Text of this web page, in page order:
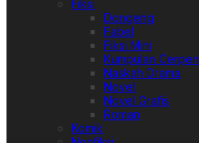
Fiksi
Dongeng
Fabel
Fiksi Mini
Kumpulan Cerpen
Naskah Drama
Novel
Novel Grafis
Roman
Komik